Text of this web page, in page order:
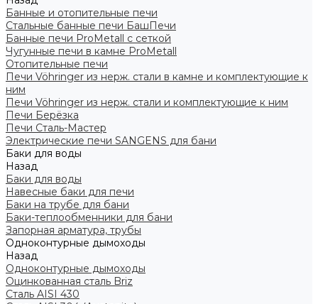
Банные и отопительные печи
Стальные банные печи БашПечи
Банные печи ProMetall с сеткой
Чугунные печи в камне ProMetall
Отопительные печи
Печи Vöhringer из нерж. стали в камне и комплектующие к
ним
Печи Vöhringer из нерж. стали и комплектующие к ним
Печи Берёзка
Печи Сталь-Мастер
Электрические печи SANGENS для бани
Баки для воды
Назад
Баки для воды
Навесные баки для печи
Баки на трубе для бани
Баки-теплообменники для бани
Запорная арматура, трубы
Одноконтурные дымоходы
Назад
Одноконтурные дымоходы
Оцинкованная сталь Briz
Сталь AISI 430